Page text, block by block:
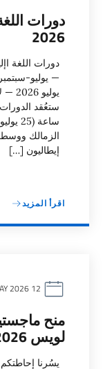
دورات
2026
دورات اللغة
إيطاليون […]
اقرأ المزيد
منح
لويس 2026
يسُرنا